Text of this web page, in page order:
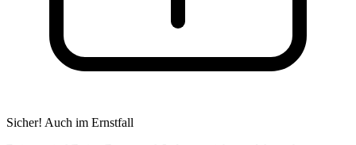
Sicher! Auch im Ernstfall